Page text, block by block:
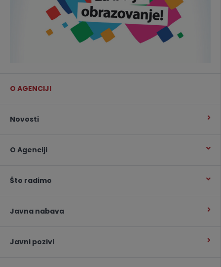
O AGENCIJI
Novosti
O Agenciji
Što radimo
Javna nabava
Javni pozivi